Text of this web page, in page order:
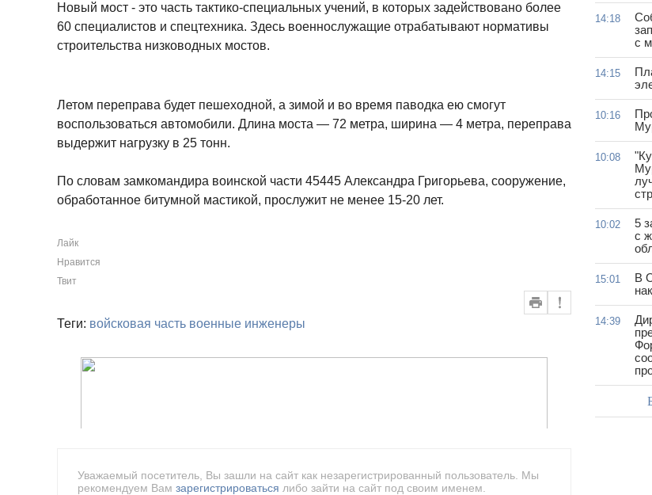
Новый мост - это часть тактико-специальных учений, в которых задействовано более
60 специалистов и спецтехника. Здесь военнослужащие отрабатывают нормативы
строительства низководных мостов.
Летом переправа будет пешеходной, а зимой и во время паводка ею смогут
воспользоваться автомобили. Длина моста — 72 метра, ширина — 4 метра, переправа
выдержит нагрузку в 25 тонн.
По словам замкомандира воинской части 45445 Александра Григорьева, сооружение,
обработанное битумной мастикой, прослужит не менее 15-20 лет.
Лайк
Нравится
Твит
Теги: войсковая часть военные инженеры
Уважаемый посетитель, Вы зашли на сайт как незарегистрированный пользователь. Мы
рекомендуем Вам зарегистрироваться либо зайти на сайт под своим именем.
14:18
с
14:15
10:16
10:08
10:02
5
с
15:01
В
14:39